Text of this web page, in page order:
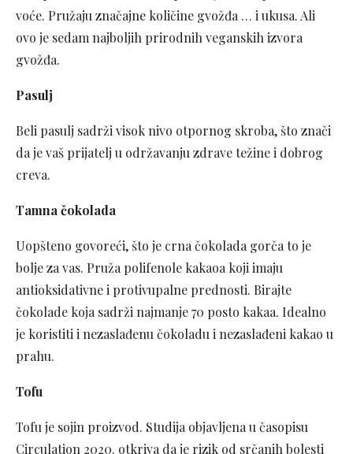
voće. Pružaju značajne količine gvožđa … i ukusa. Ali
ovo je sedam najboljih prirodnih veganskih izvora
gvožđa.
Pasulj
Beli pasulj sadrži visok nivo otpornog skroba, što znači
da je vaš prijatelj u održavanju zdrave težine i dobrog
creva.
Tamna čokolada
Uopšteno govoreći, što je crna čokolada gorča to je
bolje za vas. Pruža polifenole kakaoa koji imaju
antioksidativne i protivupalne prednosti. Birajte
čokolade koja sadrži najmanje 70 posto kakaa. Idealno
je koristiti i nezaslađenu čokoladu i nezaslađeni kakao u
prahu.
Tofu
Tofu je sojin proizvod. Studija objavljena u časopisu
Circulation 2020. otkriva da je rizik od srčanih bolesti